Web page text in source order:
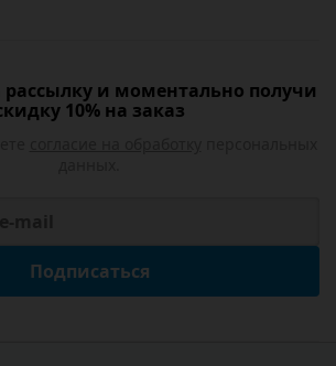
и моментально получи
10% на заказ
Подписаться